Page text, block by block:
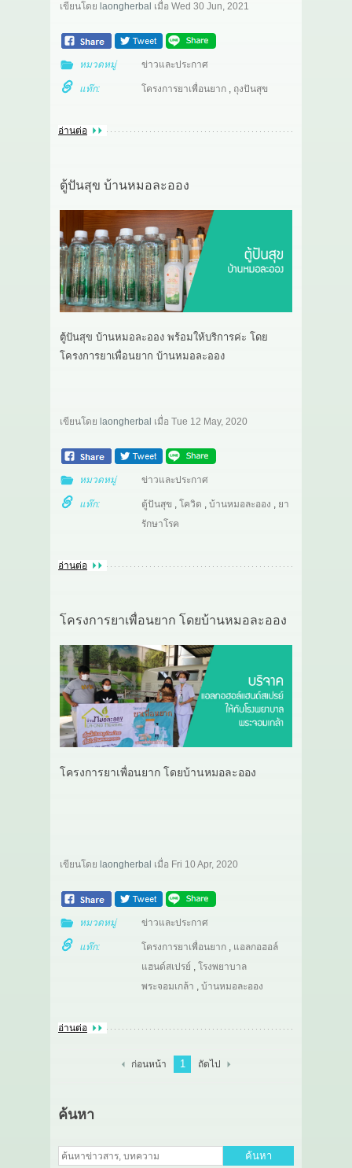
เขียนโดย laongherbal เมื่อ Wed 30 Jun, 2021
หมวดหมู่ ข่าวและประกาศ
แท๊ก: โครงการยาเพื่อนยาก, ถุงปันสุข
อ่านต่อ
ตู้ปันสุข บ้านหมอละออง
ตู้ปันสุข บ้านหมอละออง พร้อมให้บริการค่ะ โดย
โครงการยาเพื่อนยาก บ้านหมอละออง
เขียนโดย laongherbal เมื่อ Tue 12 May, 2020
หมวดหมู่ ข่าวและประกาศ
แท๊ก: ตู้ปันสุข โควิด บ้านหมอละออง
ยา
รักษาโรค
อ่านต่อ
โครงการยาเพื่อนยาก โดยบ้านหมอละออง
โครงการยาเพื่อนยาก โดยบ้านหมอละออง
เขียนโดย laongherbal เมื่อ Fri 10 Apr, 2020
หมวดหมู่ ข่าวและประกาศ
แท๊ก: โครงการยาเพื่อนยาก,
แอลกอฮอล์
แฮนด์สเปรย์
โรงพยาบาล
พระจอมเกล้า
บ้านหมอละออง
อ่านต่อ
ก่อนหน้า 1 ถัดไป
ค้นหา
ค้นหา